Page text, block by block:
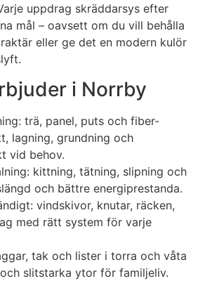
uppdrag skräddarsys efter
mål – oavsett om du vill behålla
eller ge det en modern kulör
i Norrby
trä, panel, puts och fiber-
lagning, grundning och
vid behov.
kittning, tätning, slipning och
och bättre energiprestanda.
vindskivor, knutar, räcken,
med rätt system för varje
tak och lister i torra och våta
slitstarka ytor för familjeliv.